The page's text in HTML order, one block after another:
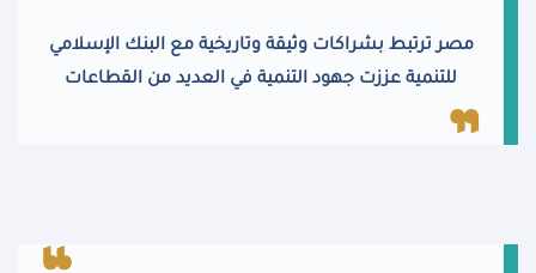
مصر ترتبط بشراكات وثيقة وتاريخية مع البنك الإسلامي
للتنمية عززت جهود التنمية في العديد من القطاعات